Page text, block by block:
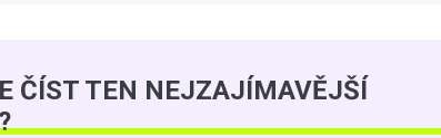
ČÍST TEN NEJZAJÍMAVĚJŠÍ